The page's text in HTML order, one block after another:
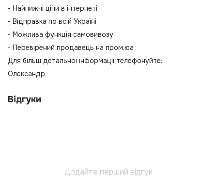
- Найнижчі ціни в інтернеті
- Відправка по всій Україні
- Можлива функція самовивозу
- Перевірений продавець на пром.юа
Для більш детальної інформації телефонуйте:
Олександр
Відгуки
Додайте перший відгук